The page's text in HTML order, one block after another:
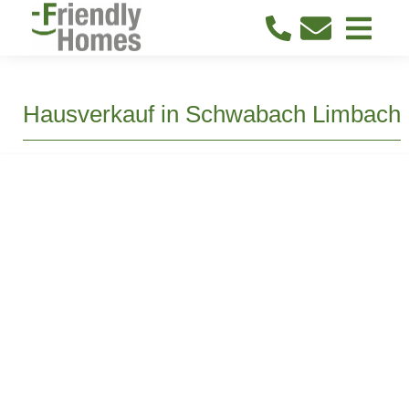
Hausverkauf in Schwabach Limbach